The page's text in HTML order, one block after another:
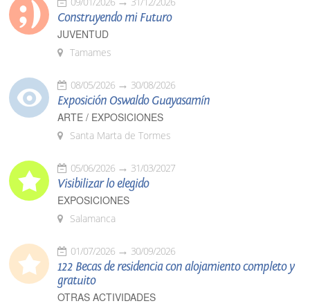
Construyendo mi Futuro
JUVENTUD
Tamames
08/05/2026 30/08/2026
Exposición Oswaldo Guayasamín
ARTE / EXPOSICIONES
Santa Marta de Tormes
05/06/2026 31/03/2027
Visibilizar lo elegido
EXPOSICIONES
Salamanca
01/07/2026 30/09/2026
122 Becas de residencia con alojamiento completo y
gratuito
OTRAS ACTIVIDADES